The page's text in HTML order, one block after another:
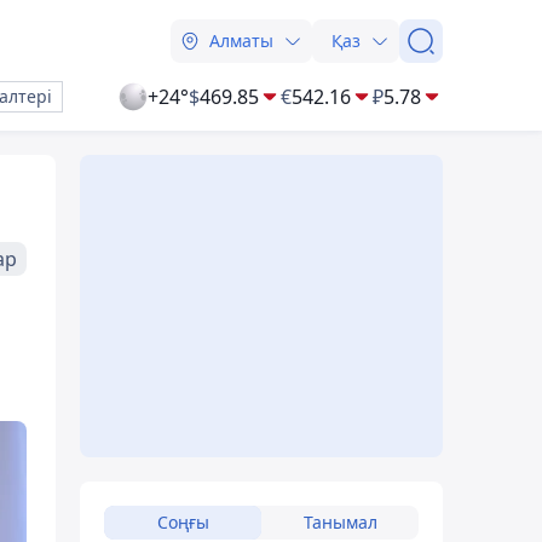
Алматы Қаз
+24°$469.85 €542.16 ₽5.78
Соңғы Танымал